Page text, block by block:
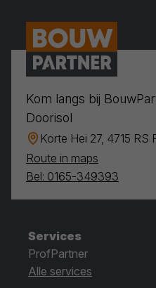
Kom langs bij
Doorisol
Korte Hei 27, 4715 RS
Route in maps
Bel: 0165-349393
Services
ProfPartner
Alle services